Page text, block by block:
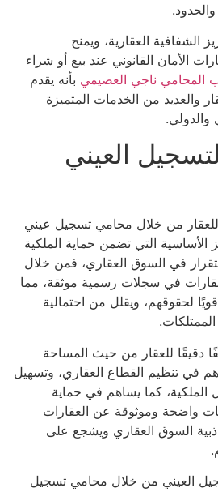
العقارية، ويمنح
القانوني عند بيع أو شراء
ناجي العصيميبأنه يقدم
من الخدمات المتميزة
العيني
من خلال محامي تسجيل عيني
التي تضمن حماية الملكية
في السوق العقاري، فمن خلال
في سجلات رسمية موثقة، مما
لحقوقهم، ويقلل من احتمالية
للعقار من حيث المساحة
تنظيم القطاع العقاري، وتسهيل
كما يساهم في حماية
وموثوقة عن العقارات
العقاري ويشجع على
من خلال محامي تسجيل